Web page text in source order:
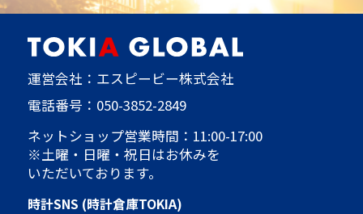
運営会社：エスピービー株式会社
電話番号： 050-3852-2849
ネットショップ営業時間：11:00-17:00
※土曜・日曜・祝日はお休みを
いただいております。
時計SNS (時計倉庫TOKIA)